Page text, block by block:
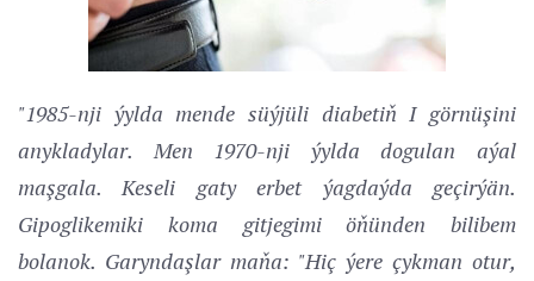
"1985-nji ýylda mende süýjüli diabetiň I görnüşini
anykladylar. Men 1970-nji ýylda dogulan aýal
maşgala. Keseli gaty erbet ýagdaýda geçirýän.
Gipoglikemiki koma gitjegimi öňünden bilibem
bolanok. Garyndaşlar maňa: "Hiç ýere çykman otur,